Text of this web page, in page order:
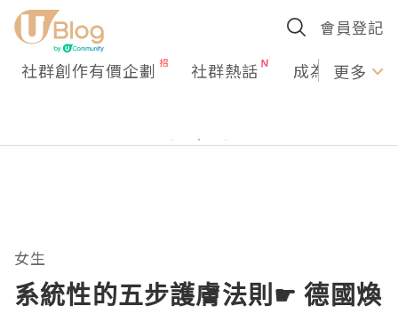
會員登記
社群創作有價企劃 社群熱話 成為U更多
女生
系統性的五步護膚法則☛ 德國煥